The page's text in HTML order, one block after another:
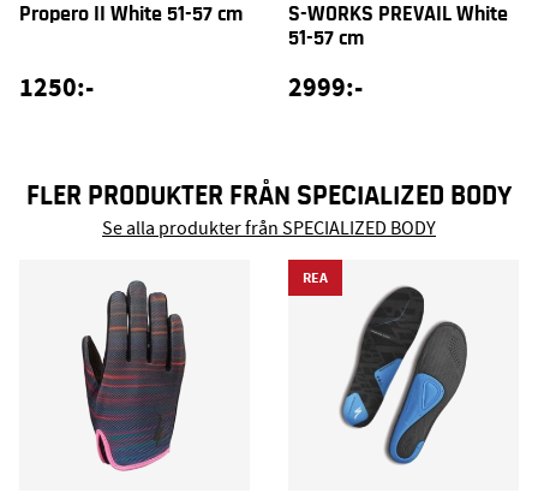
Propero II White 51-57 cm
1250:-
S-WORKS PREVAIL White
51-57 cm
2999:-
FLER PRODUKTER FRÅN SPECIALIZED BODY
Se alla produkter från SPECIALIZED BODY
REA